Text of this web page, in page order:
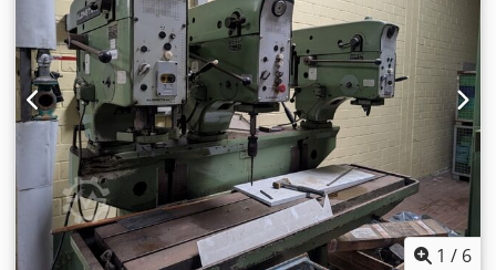
Automatiske fremføringer 0,1-0,2-0,3 mm/omd -Boredybde
kan indstilles via dybdeskala -Omdrejningstalsvisning -
Højre-/venstreløb -Svingbart borehoved med værktøj
Dodpfxezn Unvs Ac Dsck -Højdejusterbart arbejdsbord via
håndhjul -Kølevæskeanlæg -Nødstop -Arbejdslys
Dimensioner: L x B x H 1 x 0,8 x 2,1 meter / Vægt ca. 1200
kg Med forbehold for fejl / tastefejl
1 / 6